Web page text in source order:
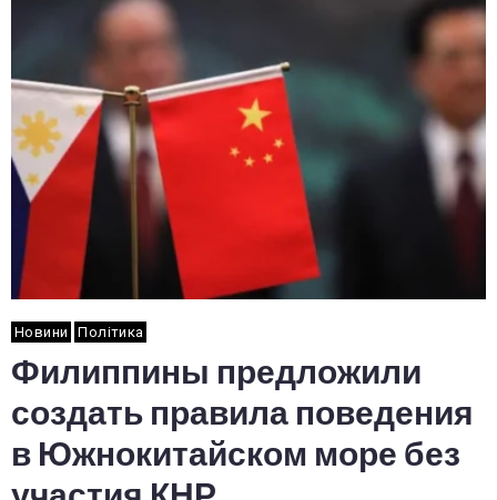
Новини Політика
Филиппины предложили
создать правила поведения
в Южнокитайском море без